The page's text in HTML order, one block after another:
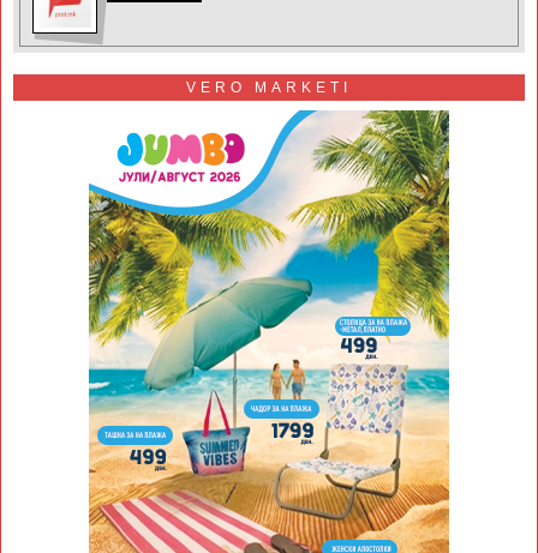
VERO MARKETI